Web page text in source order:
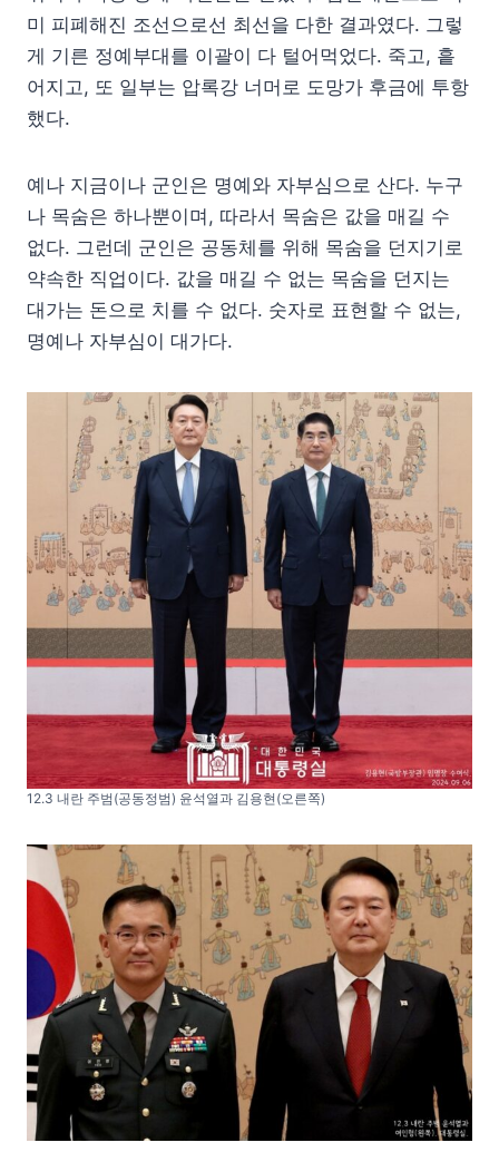
미 피폐해진 조선으로선 최선을 다한 결과였다. 그렇
게 기른 정예부대를 이괄이 다 털어먹었다. 죽고, 흩
어지고, 또 일부는 압록강 너머로 도망가 후금에 투항
했다.
예나 지금이나 군인은 명예와 자부심으로 산다. 누구
나 목숨은 하나뿐이며, 따라서 목숨은 값을 매길 수
없다. 그런데 군인은 공동체를 위해 목숨을 던지기로
약속한 직업이다. 값을 매길 수 없는 목숨을 던지는
대가는 돈으로 치를 수 없다. 숫자로 표현할 수 없는,
명예나 자부심이 대가다.
12.3 내란 주범(공동정범) 윤석열과 김용현(오른쪽)